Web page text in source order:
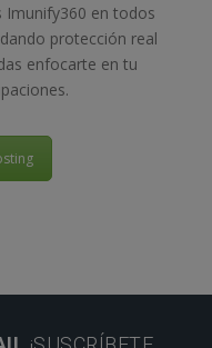
Imunify360 en todos
protección real
enfocarte en tu